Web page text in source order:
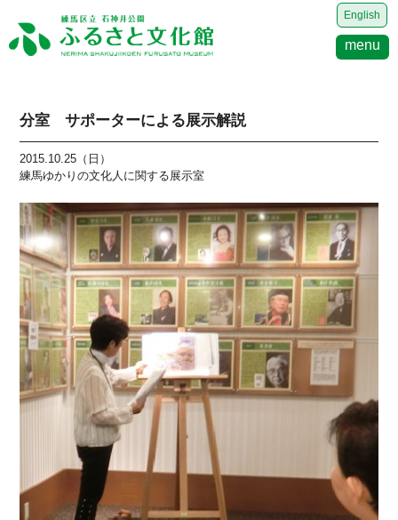
English
menu
分室 サポーターによる展示解説
2015.10.25（日）
練馬ゆかりの文化人に関する展示室